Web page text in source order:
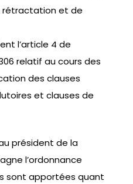
rétractation et de
l’article 4 de
relatif au cours des
des clauses
et clauses de
président de la
l’ordonnance
sont apportées quant